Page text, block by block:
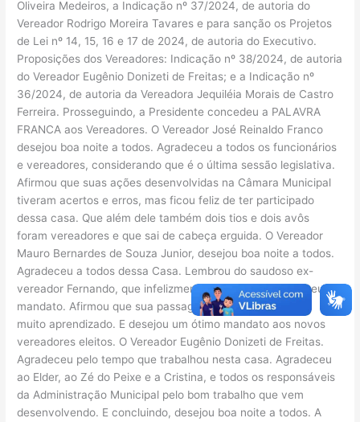
Oliveira Medeiros, a Indicação nº 37/2024, de autoria do
Vereador Rodrigo Moreira Tavares e para sanção os Projetos
de Lei nº 14, 15, 16 e 17 de 2024, de autoria do Executivo.
Proposições dos Vereadores: Indicação nº 38/2024, de autoria
do Vereador Eugênio Donizeti de Freitas; e a Indicação nº
36/2024, de autoria da Vereadora Jequiléia Morais de Castro
Ferreira. Prosseguindo, a Presidente concedeu a PALAVRA
FRANCA aos Vereadores. O Vereador José Reinaldo Franco
desejou boa noite a todos. Agradeceu a todos os funcionários
e vereadores, considerando que é o última sessão legislativa.
Afirmou que suas ações desenvolvidas na Câmara Municipal
tiveram acertos e erros, mas ficou feliz de ter participado
dessa casa. Que além dele também dois tios e dois avôs
foram vereadores e que sai de cabeça erguida. O Vereador
Mauro Bernardes de Souza Junior, desejou boa noite a todos.
Agradeceu a todos dessa Casa. Lembrou do saudoso ex-
vereador Fernando, que infelizmente não pode concluir seu
mandato. Afirmou que sua passagem pela Câmara foi de
muito aprendizado. E desejou um ótimo mandato aos novos
vereadores eleitos. O Vereador Eugênio Donizeti de Freitas.
Agradeceu pelo tempo que trabalhou nesta casa. Agradeceu
ao Elder, ao Zé do Peixe e a Cristina, e todos os responsáveis
da Administração Municipal pelo bom trabalho que vem
desenvolvendo. E concluindo, desejou boa noite a todos. A